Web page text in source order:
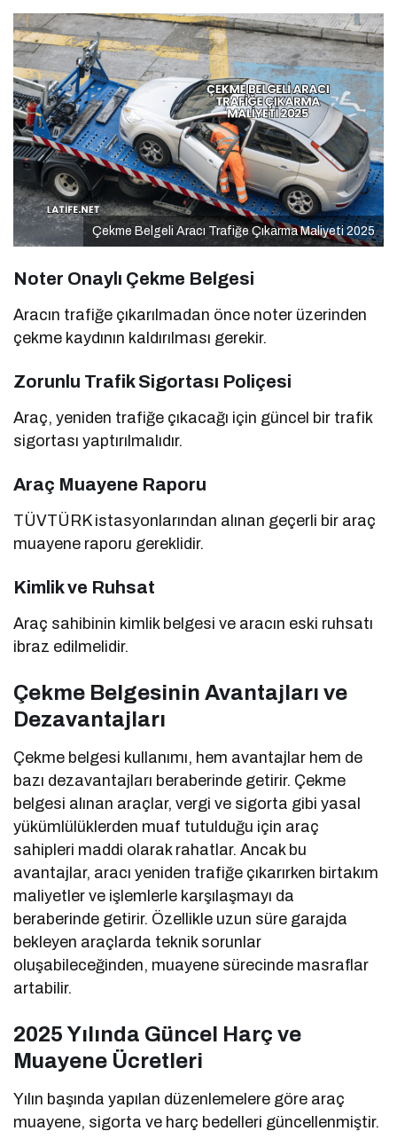
Çekme Belgeli Aracı Trafiğe Çıkarma Maliyeti 2025
Noter Onaylı Çekme Belgesi
Aracın trafiğe çıkarılmadan önce noter üzerinden
çekme kaydının kaldırılması gerekir.
Zorunlu Trafik Sigortası Poliçesi
Araç, yeniden trafiğe çıkacağı için güncel bir trafik
sigortası yaptırılmalıdır.
Araç Muayene Raporu
TÜVTÜRK istasyonlarından alınan geçerli bir araç
muayene raporu gereklidir.
Kimlik ve Ruhsat
Araç sahibinin kimlik belgesi ve aracın eski ruhsatı
ibraz edilmelidir.
Çekme Belgesinin Avantajları ve
Dezavantajları
Çekme belgesi kullanımı, hem avantajlar hem de
bazı dezavantajları beraberinde getirir. Çekme
belgesi alınan araçlar, vergi ve sigorta gibi yasal
yükümlülüklerden muaf tutulduğu için araç
sahipleri maddi olarak rahatlar. Ancak bu
avantajlar, aracı yeniden trafiğe çıkarırken birtakım
maliyetler ve işlemlerle karşılaşmayı da
beraberinde getirir. Özellikle uzun süre garajda
bekleyen araçlarda teknik sorunlar
oluşabileceğinden, muayene sürecinde masraflar
artabilir.
2025 Yılında Güncel Harç ve
Muayene Ücretleri
Yılın başında yapılan düzenlemelere göre araç
muayene, sigorta ve harç bedelleri güncellenmiştir.